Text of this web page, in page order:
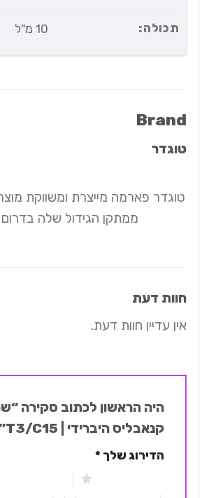
תכולה: 10 מ"ל
Brand
טוגדר
טוגדר פארמה מייצרת ומשווקת
ממתקן הגידול שלה בדרום
חוות דעת
אין עדיין חוות דעת.
היה הראשון לכתוב סקירה
קנאבליס היברידי | T3/C15”
הדירוג שלך*
2 מתוך 5 כוכבים